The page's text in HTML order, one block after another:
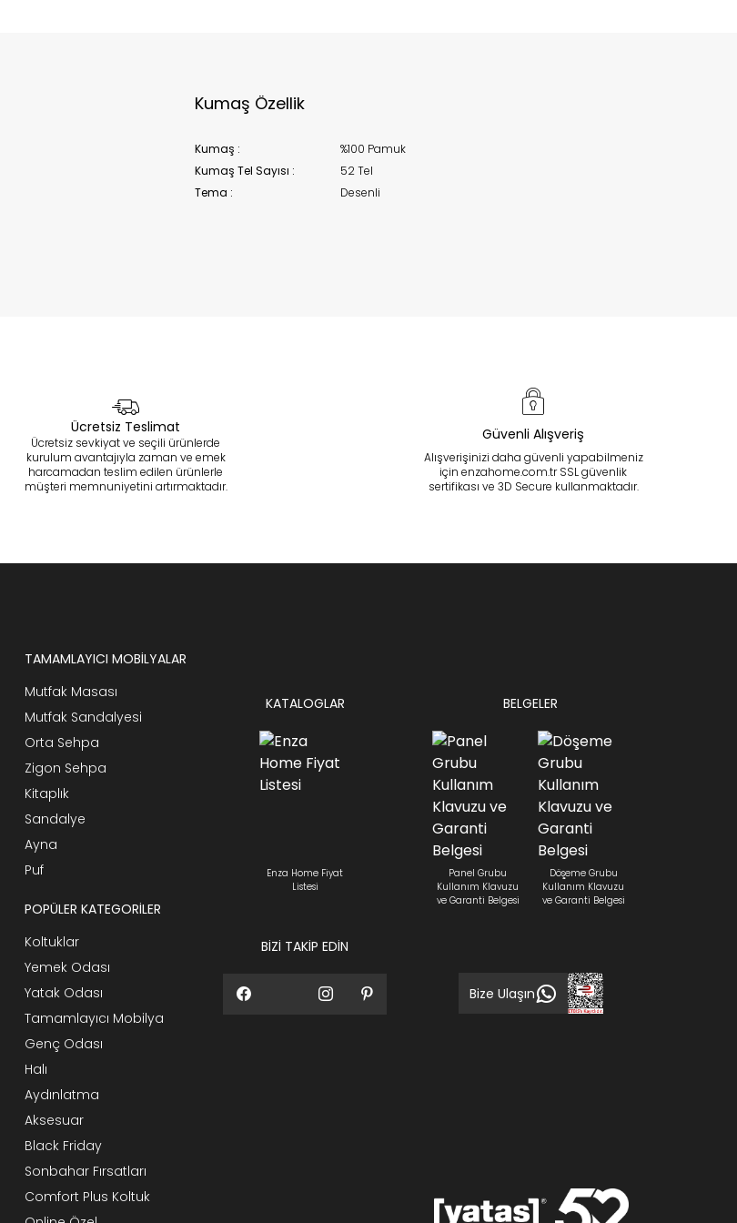
Kumaş Özellik
Kumaş :
%100 Pamuk
Kumaş Tel Sayısı :
52 Tel
Tema :
Desenli
Ücretsiz Teslimat
Ücretsiz sevkiyat ve seçili ürünlerde
kurulum avantajıyla zaman ve emek
harcamadan teslim edilen ürünlerle
müşteri memnuniyetini artırmaktadır.
Güvenli Alışveriş
Alışverişinizi daha güvenli yapabilmeniz
için enzahome.com.tr SSL güvenlik
sertifikası ve 3D Secure kullanmaktadır.
TAMAMLAYICI MOBİLYALAR
Mutfak Masası
Mutfak Sandalyesi
Orta Sehpa
Zigon Sehpa
Kitaplık
Sandalye
Ayna
Puf
POPÜLER KATEGORİLER
Koltuklar
Yemek Odası
Yatak Odası
Tamamlayıcı Mobilya
Genç Odası
Halı
Aydınlatma
Aksesuar
Black Friday
Sonbahar Fırsatları
Comfort Plus Koltuk
KATALOGLAR
Enza Home Fiyat
Listesi
BİZİ TAKİP EDİN
BELGELER
Panel Grubu
Kullanım Klavuzu
ve Garanti Belgesi
Döşeme Grubu
Kullanım Klavuzu
ve Garanti Belgesi
Bize Ulaşın